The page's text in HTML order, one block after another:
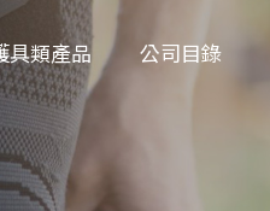
具類產品 公司目錄